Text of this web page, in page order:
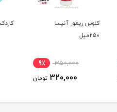
کاردک پديکور روسي 3تکه
650,000 11٪
580,000 تومان
پد